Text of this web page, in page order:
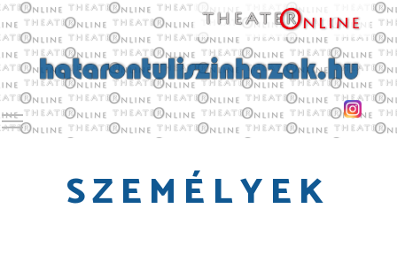
Toggle main menu visibility
SZEMÉLYEK